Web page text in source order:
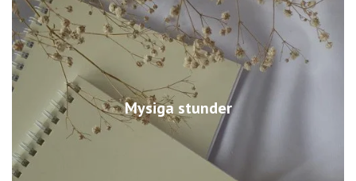
Mysiga stunder